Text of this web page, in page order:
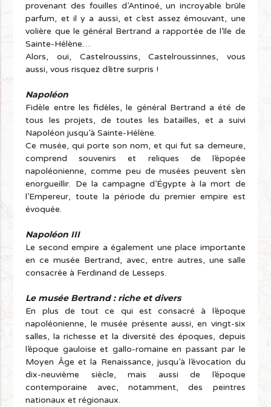
provenant des fouilles d’Antinoé, un incroyable brûle
parfum, et il y a aussi, et c’est assez émouvant, une
volière que le général Bertrand a rapportée de l’île de
Sainte-Hélène…
Alors, oui, Castelroussins, Castelroussinnes, vous
aussi, vous risquez d’être surpris !
Napoléon
Fidèle entre les fidèles, le général Bertrand a été de
tous les projets, de toutes les batailles, et a suivi
Napoléon jusqu’à Sainte-Hélène.
Ce musée, qui porte son nom, et qui fut sa demeure,
comprend souvenirs et reliques de l’épopée
napoléonienne, comme peu de musées peuvent s’en
enorgueillir. De la campagne d’Égypte à la mort de
l’Empereur, toute la période du premier empire est
évoquée.
Napoléon III
Le second empire a également une place importante
en ce musée Bertrand, avec, entre autres, une salle
consacrée à Ferdinand de Lesseps.
Le musée Bertrand : riche et divers
En plus de tout ce qui est consacré à l’époque
napoléonienne, le musée présente aussi, en vingt-six
salles, la richesse et la diversité des époques, depuis
l’époque gauloise et gallo-romaine en passant par le
Moyen Âge et la Renaissance, jusqu’à l’évocation du
dix-neuvième siècle, mais aussi de l’époque
contemporaine avec, notamment, des peintres
nationaux et régionaux.